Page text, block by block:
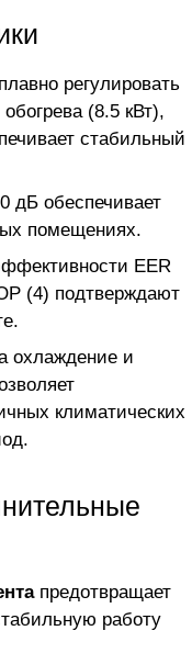
регулировать
(8.5 кВт),
стабильный
дБ обеспечивает
помещениях.
EER
(4) подтверждают
охлаждение и
климатических
предотвращает
работу